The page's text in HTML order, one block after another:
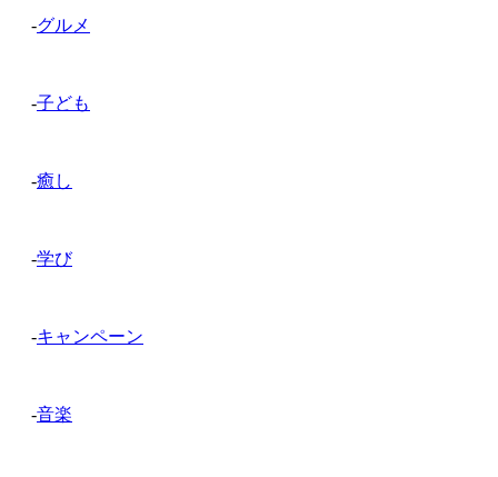
-グルメ
-子ども
-癒し
-学び
-キャンペーン
-音楽